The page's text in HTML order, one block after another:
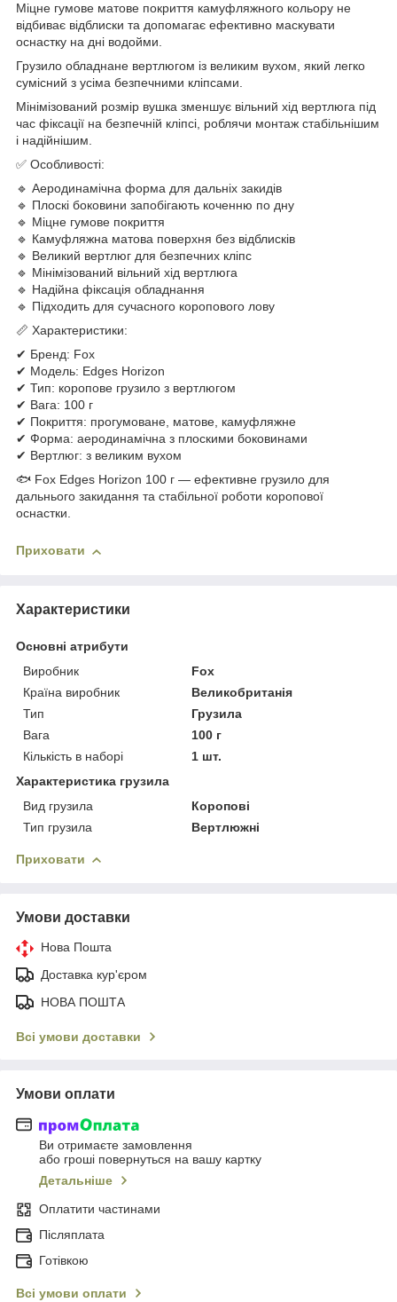
Міцне гумове матове покриття камуфляжного кольору не
відбиває відблиски та допомагає ефективно маскувати
оснастку на дні водойми.
Грузило обладнане вертлюгом із великим вухом, який легко
сумісний з усіма безпечними кліпсами.
Мінімізований розмір вушка зменшує вільний хід вертлюга під
час фіксації на безпечній кліпсі, роблячи монтаж стабільнішим
і надійнішим.
✅ Особливості:
🔹 Аеродинамічна форма для дальніх закидів
🔹 Плоскі боковини запобігають коченню по дну
🔹 Міцне гумове покриття
🔹 Камуфляжна матова поверхня без відблисків
🔹 Великий вертлюг для безпечних кліпс
🔹 Мінімізований вільний хід вертлюга
🔹 Надійна фіксація обладнання
🔹 Підходить для сучасного коропового лову
📏 Характеристики:
✔ Бренд: Fox
✔ Модель: Edges Horizon
✔ Тип: коропове грузило з вертлюгом
✔ Вага: 100 г
✔ Покриття: прогумоване, матове, камуфляжне
✔ Форма: аеродинамічна з плоскими боковинами
✔ Вертлюг: з великим вухом
🐟 Fox Edges Horizon 100 г — ефективне грузило для
дальнього закидання та стабільної роботи коропової
оснастки.
Приховати
Характеристики
Основні атрибути
Виробник
Fox
Країна виробник
Великобританія
Тип
Грузила
Вага
100 г
Кількість в наборі
1 шт.
Характеристика грузила
Вид грузила
Коропові
Тип грузила
Вертлюжні
Приховати
Умови доставки
Нова Пошта
Доставка кур'єром
НОВА ПОШТА
Всі умови доставки
Умови оплати
Ви отримаєте замовлення
або гроші повернуться на вашу картку
Детальніше
Оплатити частинами
Післяплата
Готівкою
Всі умови оплати